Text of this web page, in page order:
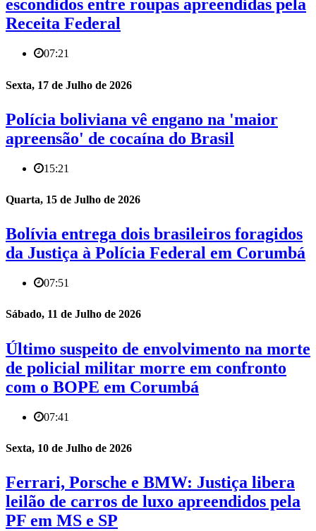
escondidos entre roupas apreendidas pela
Receita Federal
07:21
Sexta, 17 de Julho de 2026
Polícia boliviana vê engano na 'maior
apreensão' de cocaína do Brasil
15:21
Quarta, 15 de Julho de 2026
Bolívia entrega dois brasileiros foragidos
da Justiça à Polícia Federal em Corumbá
07:51
Sábado, 11 de Julho de 2026
Último suspeito de envolvimento na morte
de policial militar morre em confronto
com o BOPE em Corumbá
07:41
Sexta, 10 de Julho de 2026
Ferrari, Porsche e BMW: Justiça libera
leilão de carros de luxo apreendidos pela
PF em MS e SP